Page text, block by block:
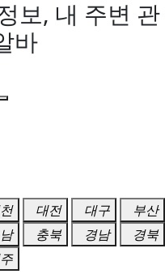
보, 내 주변 관
바
대전 대구
부산
충북 경남
경북